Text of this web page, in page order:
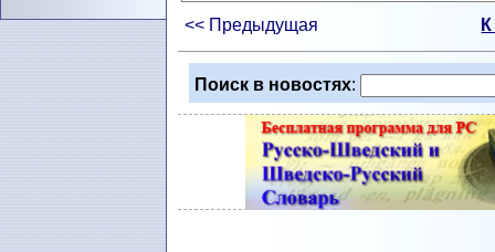
<< Предыдущая
Поиск в новостях: